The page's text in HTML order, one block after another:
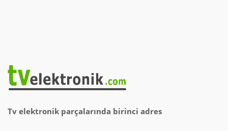
Tv elektronik parçalarında birinci adres